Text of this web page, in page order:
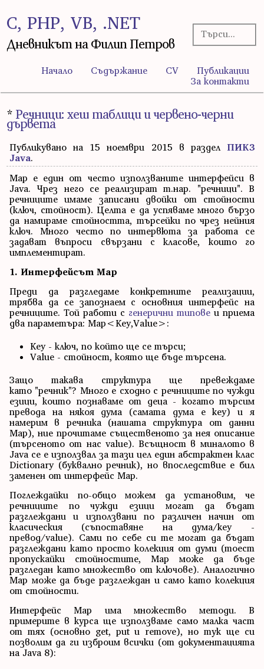
C, PHP, VB, .NET
Дневникът на Филип Петров
Начало Съдържание CV
Публикации
За контакти
* Речници: хеш таблици и червено-черни
дървета
Публикувано на 15 ноември 2015 в раздел ПИК3
Java.
Map е един от често използваните интерфейси в
Java. Чрез него се реализират т.нар. "речници". В
речниците имаме записани двойки от стойности
(ключ, стойност). Целта е да успяваме много бързо
да намираме стойността, търсейки по чрез нейния
ключ. Много често по интервюта за работа се
задават въпроси свързани с класове, които го
имплементират.
1. Интерфейсът Map
Преди да разгледаме конкретните реализации,
трябва да се запознаем с основния интерфейс на
речниците. Той работи с генерични типове и приема
два параметъра: Map<Key,Value>:
Key - ключ, по който ще се търси;
Value - стойност, която ще бъде търсена.
Защо такава структура ще превеждаме
като "речник"? Много е сходно с речниците по чужди
езици, които познаваме от деца - когато търсим
превода на някоя дума (самата дума е key) и я
намерим в речника (нашата структура от данни
Map), ние прочитаме същественото за нея описание
(търсеното от нас value). Всъщност в миналото в
Java се е използвал за тази цел един абстрактен клас
Dictionary (буквално речник), но впоследствие е бил
заменен от интерфейс Map.
Поглеждайки по-общо можем да установим, че
речниците по чужди езици могат да бъдат
разглеждани и използвани по различен начин от
класическия (съпоставяне на дума/key -
превод/value). Сами по себе си те могат да бъдат
разглеждани като просто колекция от думи (тоест
пропускайки стойностите, Map може да бъде
разгледан като множество от ключове). Аналогично
Map може да бъде разглеждан и само като колекция
от стойности.
Интерфейс Map има множество методи. В
примерите в курса ще използваме само малка част
от тях (основно get, put и remove), но тук ще си
позволим да ги изброим всички (от документацията
на Java 8):